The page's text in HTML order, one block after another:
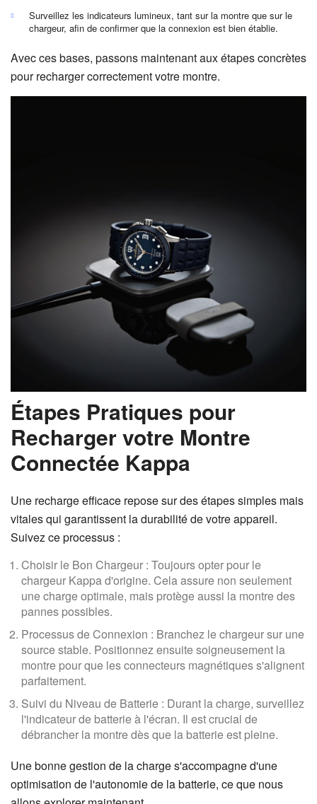
Surveillez les indicateurs lumineux, tant sur la montre que sur le
chargeur, afin de confirmer que la connexion est bien établie.
Avec ces bases, passons maintenant aux étapes concrètes
pour recharger correctement votre montre.
Étapes Pratiques pour
Recharger votre Montre
Connectée Kappa
Une recharge efficace repose sur des étapes simples mais
vitales qui garantissent la durabilité de votre appareil.
Suivez ce processus :
Choisir le Bon Chargeur : Toujours opter pour le
chargeur Kappa d'origine. Cela assure non seulement
une charge optimale, mais protège aussi la montre des
pannes possibles.
Processus de Connexion : Branchez le chargeur sur une
source stable. Positionnez ensuite soigneusement la
montre pour que les connecteurs magnétiques s'alignent
parfaitement.
Suivi du Niveau de Batterie : Durant la charge, surveillez
l'indicateur de batterie à l'écran. Il est crucial de
débrancher la montre dès que la batterie est pleine.
Une bonne gestion de la charge s'accompagne d'une
optimisation de l'autonomie de la batterie, ce que nous